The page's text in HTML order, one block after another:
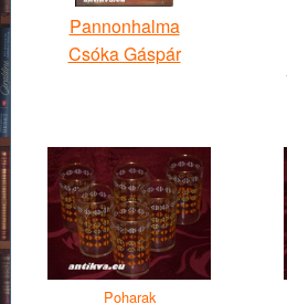
Pannonhalma
Csóka Gáspár
Poharak